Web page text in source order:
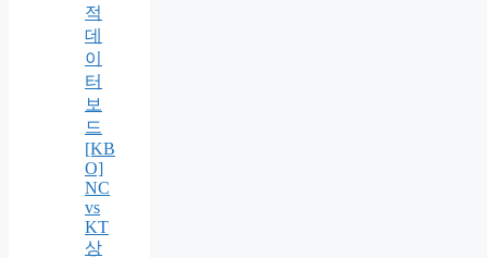
적
데
이
터
보
드
[KB
O]
NC
vs
KT
상